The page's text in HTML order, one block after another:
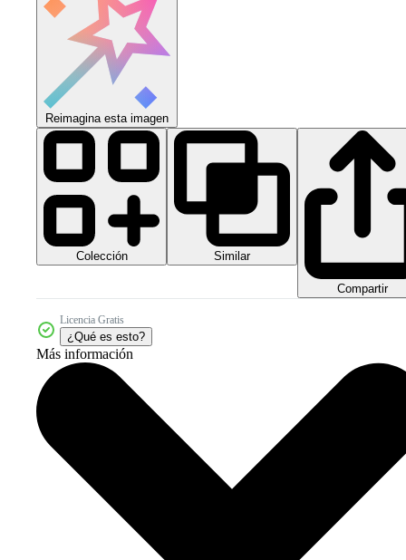
Reimagina esta imagen
Colección Similar
Compartir
Licencia Gratis
¿Qué es esto?
Más información